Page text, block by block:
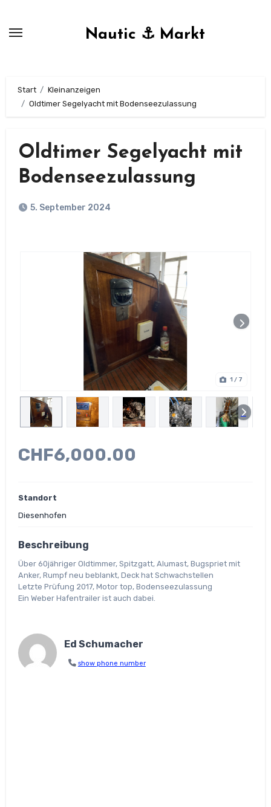
Nautic ⚓ Markt
Start
Kleinanzeigen
Oldtimer Segelyacht mit Bodenseezulassung
Oldtimer Segelyacht mit
Bodenseezulassung
5. September 2024
1 / 7
CHF6,000.00
Standort
Diesenhofen
Beschreibung
Über 60jähriger Oldtimmer, Spitzgatt, Alumast, Bugspriet mit
Anker, Rumpf neu beblankt, Deck hat Schwachstellen
Letzte Prüfung 2017, Motor top, Bodenseezulassung
Ein Weber Hafentrailer ist auch dabei.
Ed Schumacher
show phone number